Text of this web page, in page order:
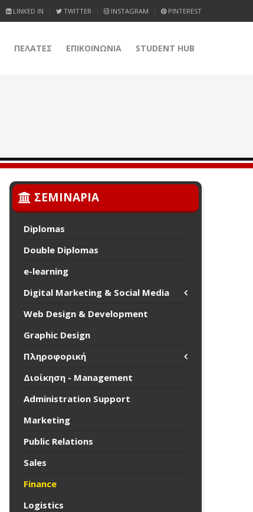
LINKED IN TWITTER INSTAGRAM PINTEREST
ΠΕΛΑΤΕΣ ΕΠΙΚΟΙΝΩΝΙΑ STUDENT HUB
ΣΕΜΙΝΑΡΙΑ
Diplomas
Double Diplomas
e-learning
Digital Marketing & Social Media
Web Design & Development
Graphic Design
Πληροφορική
Διοίκηση - Management
Administration Support
Marketing
Public Relations
Sales
Finance
Logistics